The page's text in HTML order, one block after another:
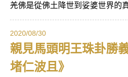
羌佛是從佛土降世到娑婆世界的
2020/08/30
親見馬頭明王珠卦
堵仁波且》